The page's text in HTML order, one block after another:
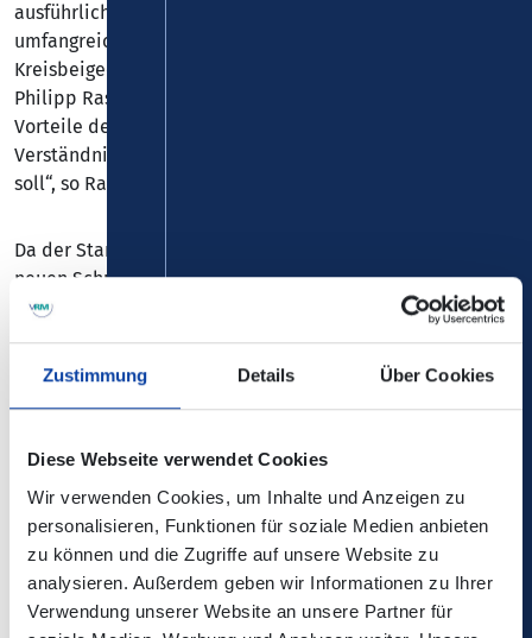
Zustimmung Details Über Cookies
Diese Webseite verwendet Cookies
Wir verwenden Cookies, um Inhalte und Anzeigen zu
personalisieren, Funktionen für soziale Medien anbieten
zu können und die Zugriffe auf unsere Website zu
analysieren. Außerdem geben wir Informationen zu Ihrer
Verwendung unserer Website an unsere Partner für
ausführlicher Planung und Vorbereitung ist bei so einem
umfangreichen Projekt nicht alles vorhersehbar“, so der 1.
Kreisbeigeordnete und zuständige Verkehrsdezernent
Philipp Rasbach. „Ich bin mir aber sicher, dass bald die
Vorteile deutlich überwiegen werden und bitte daher um
Verständnis, falls mal etwas nicht so läuft, wie es laufen
soll“, so Rasbach weiter.
Da der Start des neuen Stadtverkehrs mit dem Start des
neuen Schuljahres zusammenfällt wurden die
Schülerinnen und Schüler über die Schulsekretariate
zweite Information erfolgt nochmals rechtzeitig vor
Schulbeginn. Die Schülerinnen und Schüler bzw.
werden daher dringend gebeten, sich über die neuen
neuen Liniennummern zu informieren.
Die neuen Fahrpläne können auf der Homepage des
Verkehrsverbundes Rhein-Mosel unter www.vrminfo.de
abgerufen werden, ebenso auf der Homepage des